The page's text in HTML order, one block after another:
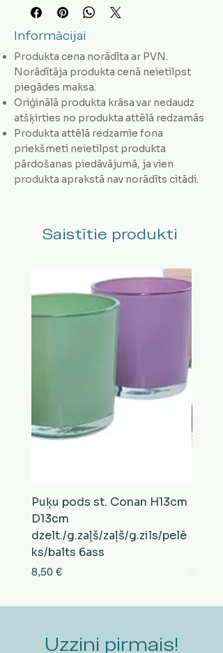
Informācijai
Produkta cena norādīta ar PVN.
Norādītāja produkta cenā neietilpst
piegādes maksa.
Oriģinālā produkta krāsa var nedaudz
atšķirties no produkta attēlā redzamās
Produkta attēlā redzamie fona
priekšmeti neietilpst produkta
pārdošanas piedāvājumā, ja vien
produkta aprakstā nav norādīts citādi.
Saistītie produkti
Puķu pods st. Conan H13cm
D13cm
dzelt./g.zaļš/zaļš/g.zils/pelē
ks/balts 6ass
Cena
8,50 € Cena
8,50 €
Uzzini pirmais!